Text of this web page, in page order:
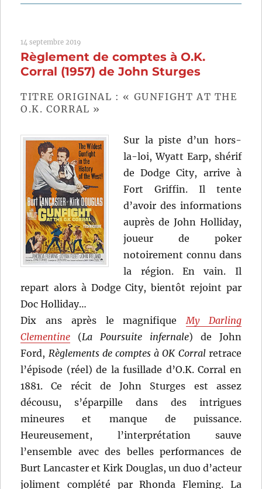
Heat
Mann
14 septembre 2019
Règlement de comptes à O.K.
Corral (1957) de John Sturges
TITRE ORIGINAL : « GUNFIGHT AT THE
O.K. CORRAL »
Sur la piste d’un hors-
la-loi, Wyatt Earp, shérif
de Dodge City, arrive à
Fort Griffin. Il tente
d’avoir des informations
auprès de John Holliday,
joueur de poker
notoirement connu dans
la région. En vain. Il
repart alors à Dodge City, bientôt rejoint par
Doc Holliday…
Dix ans après le magnifiqueMy Darling
Clementine (La Poursuite infernale) de John
Ford, Règlements de comptes à OK Corralretrace
l’épisode (réel) de la fusillade d’O.K. Corral en
1881. Ce récit de John Sturges est assez
décousu, s’éparpille dans des intrigues
mineures et manque de puissance.
Heureusement, l’interprétation sauve
l’ensemble avec des belles performances de
Burt Lancaster et Kirk Douglas, un duo d’acteur
joliment complété par Rhonda Fleming. La